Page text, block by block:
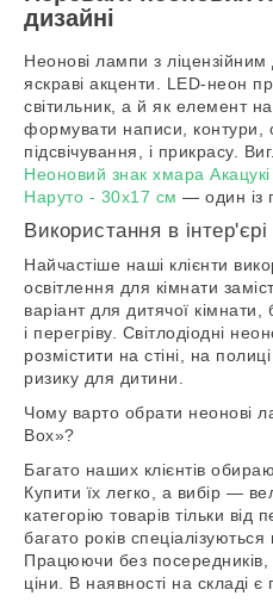
дизайні
Неонові лампи з
яскраві акценти. LED-неон
світильник, а й як елемент
формувати написи, контури,
підсвічування, і прикрасу.
Неоновий знак хмара
Наруто - 30х17 см — один із
Використання в інтер'єрі
Найчастіше наші клієнти
освітлення для кімнати
варіант для дитячої
і перегріву. Світлодіодні
розмістити на стіні, на
ризику для дитини.
Чому варто обрати неонові
Box»?
Багато наших клієнтів
Купити їх легко, а вибір —
категорію товарів тільки від
багато років спеціалізуються
Працюючи без
ціни. В наявності на складі є